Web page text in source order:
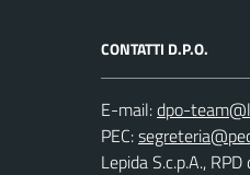
CONTATTI D.P.O.
E-mail:
PEC:
Lepida S.c.p.A.,